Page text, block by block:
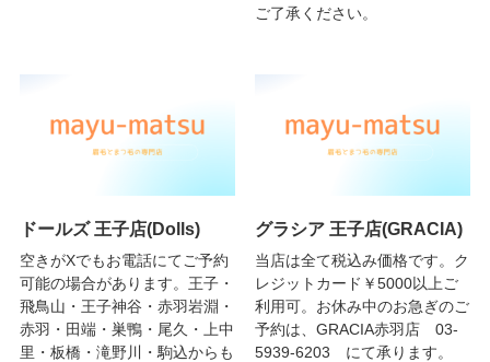
ご了承ください。
ドールズ 王子店(Dolls)
空きがXでもお電話にてご予約
可能の場合があります。王子・
飛鳥山・王子神谷・赤羽岩淵・
赤羽・田端・巣鴨・尾久・上中
里・板橋・滝野川・駒込からも
グラシア 王子店(GRACIA)
当店は全て税込み価格です。ク
レジットカード￥5000以上ご
利用可。お休み中のお急ぎのご
予約は、GRACIA赤羽店 03-
5939-6203 にて承ります。